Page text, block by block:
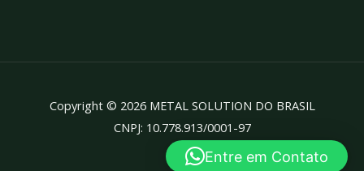
Copyright © 2026 METAL SOLUTION DO BRASIL
CNPJ: 10.778.913/0001-97
Entre em Contato